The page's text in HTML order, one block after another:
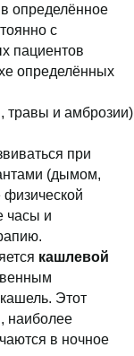
определённое
с
пациентов
определённых
травы и амброзии)
при
(дымом,
физической
часы и
кашлевой
Этот
наиболее
в ночное